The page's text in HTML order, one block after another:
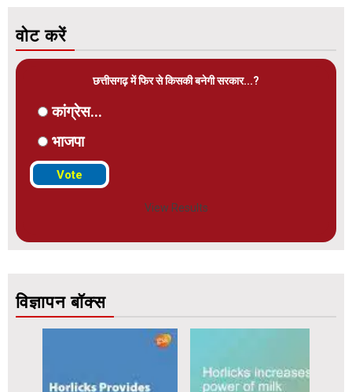
वोट करें
छत्तीसगढ़ में फिर से किसकी बनेगी सरकार...?
कांग्रेस...
भाजपा
View Results
विज्ञापन बॉक्स